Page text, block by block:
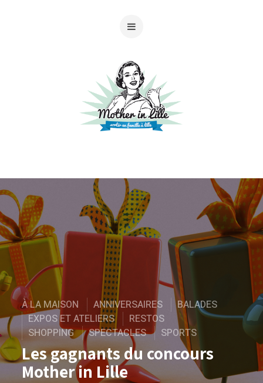
À LA MAISON ANNIVERSAIRES
BALADES
EXPOS ET ATELIERS
RESTOS
SHOPPING
SPECTACLES SPORTS
Les gagnants du concours
Mother in Lille